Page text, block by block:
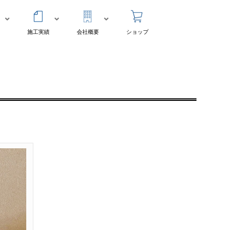
施工実績 会社概要 ショップ